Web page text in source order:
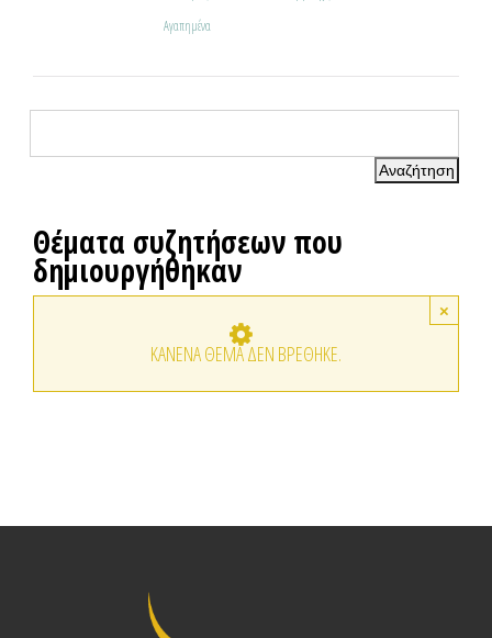
Αγαπημένα
Θέματα συζητήσεων που
δημιουργήθηκαν
×
ΚΑΝΈΝΑ ΘΈΜΑ ΔΕΝ ΒΡΈΘΗΚΕ.